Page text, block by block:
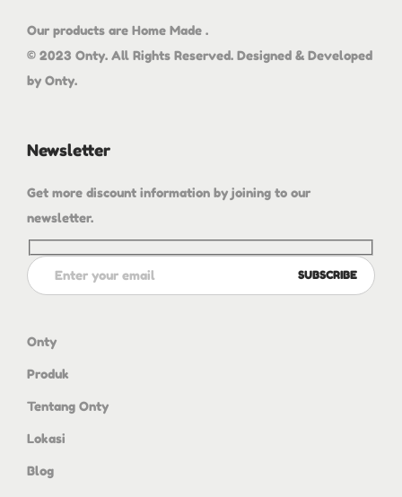
Our products are Home Made .
© 2023 Onty. All Rights Reserved. Designed & Developed
by Onty.
Newsletter
Get more discount information by joining to our
newsletter.
Onty
Produk
Tentang Onty
Lokasi
Blog